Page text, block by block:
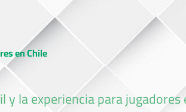
en Chile
la experiencia para jugadores